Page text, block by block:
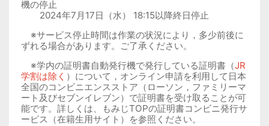
機の停止
2024年7月17日（水） 18:15以降終日停止
※サービス停止時間は作業の状況により，多少前後に
ずれる場合があります。ご了承ください。
※学内の証明書自動発行機で発行している証明書（JR
学割は除く ）について，オンライン申請を利用して日本
全国のコンビニエンスストア（ローソン，ファミリーマ
ート及びセブンイレブン）で証明書を受け取ることが可
能です。詳しくは、もみじTOPの証明書コンビニ発行サ
ービス（在籍生用サイト）を参照ください。